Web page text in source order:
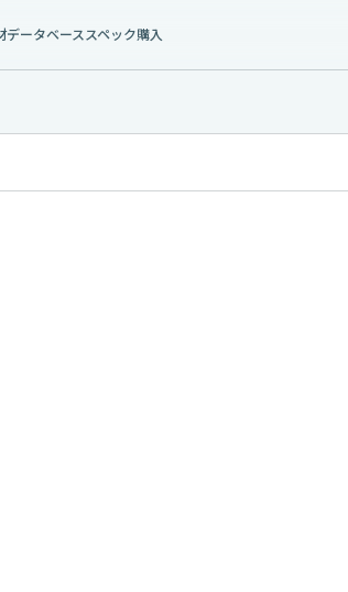
データベーススペック購入